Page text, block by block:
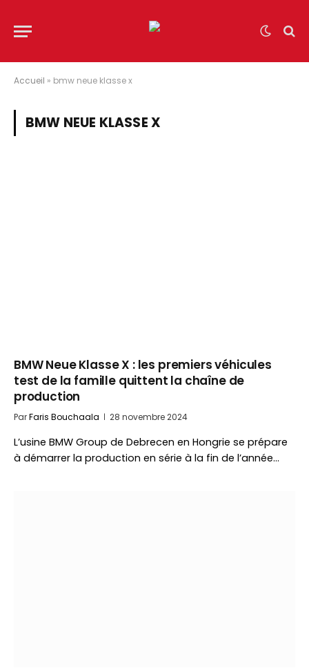
Accueil » bmw neue klasse x
BMW NEUE KLASSE X
BMW Neue Klasse X : les premiers véhicules
test de la famille quittent la chaîne de
production
ParFaris Bouchaala 28 novembre 2024
L’usine BMW Group de Debrecen en Hongrie se prépare
à démarrer la production en série à la fin de l’année…